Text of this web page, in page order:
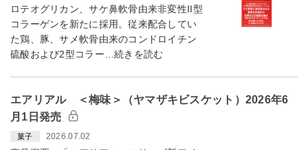
ロテオグリカン、サケ鼻軟骨由来非変性II型
コラーゲンを新たに採用。従来配合してい
た鶏、豚、サメ軟骨由来のコンドロイチン
硫酸および2型コラー…続きを読む
エアリアル ＜梅味＞（ヤマザキビスケット）2026年6
月1日発売
菓子 2026.07.02